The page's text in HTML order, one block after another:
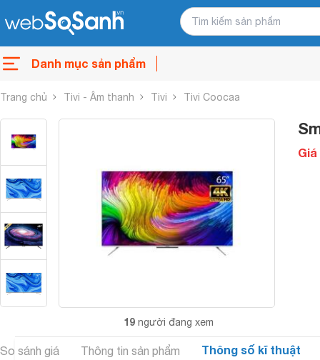
Danh mục sản phẩm
Trang chủ Tivi - Âm thanh Tivi Tivi Coocaa
19 người đang xem
Giá
So sánh giá Thông tin sản phẩm Thông số kĩ thuật